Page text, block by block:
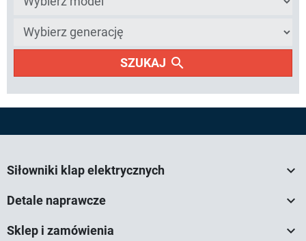
SZUKAJ search
Siłowniki klap elektrycznych 
Detale naprawcze 
Sklep i zamówienia 